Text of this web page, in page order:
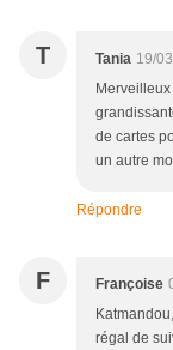
T Tania 19/
de cartes
un autre
Répondre
F Françoise
régal de